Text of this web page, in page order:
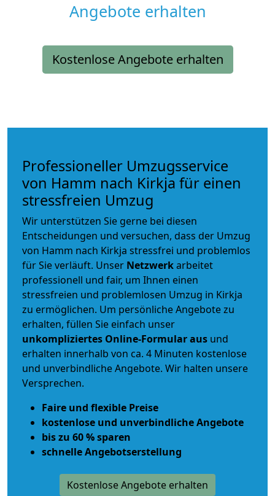
Angebote erhalten
Kostenlose Angebote erhalten
Professioneller Umzugsservice
von Hamm nach Kirkja für einen
stressfreien Umzug
Wir unterstützen Sie gerne bei diesen
Entscheidungen und versuchen, dass der Umzug
von Hamm nach Kirkja stressfrei und problemlos
für Sie verläuft. Unser Netzwerkarbeitet
professionell und fair, um Ihnen einen
stressfreien und problemlosen Umzug in Kirkja
zu ermöglichen. Um persönliche Angebote zu
erhalten, füllen Sie einfach unser
unkompliziertes Online-Formular aus und
erhalten innerhalb von ca. 4 Minuten kostenlose
und unverbindliche Angebote. Wir halten unsere
Versprechen.
Faire und flexible Preise
kostenlose und unverbindliche Angebote
bis zu 60 % sparen
schnelle Angebotserstellung
Kostenlose Angebote erhalten